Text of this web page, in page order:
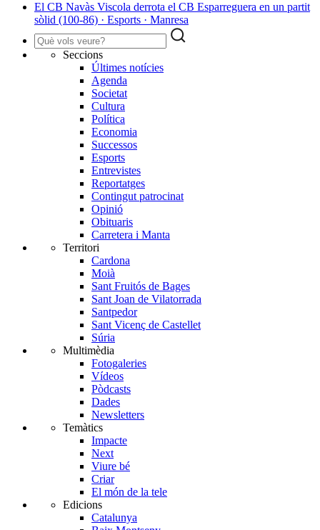
El CB Navàs Viscola derrota el CB Esparreguera en un partit
sòlid (100-86) · Esports · Manresa
Seccions
Últimes notícies
Agenda
Societat
Cultura
Política
Economia
Successos
Esports
Entrevistes
Reportatges
Contingut patrocinat
Opinió
Obituaris
Carretera i Manta
Territori
Cardona
Moià
Sant Fruitós de Bages
Sant Joan de Vilatorrada
Santpedor
Sant Vicenç de Castellet
Súria
Multimèdia
Fotogaleries
Vídeos
Pòdcasts
Dades
Newsletters
Temàtics
Impacte
Next
Viure bé
Criar
El món de la tele
Edicions
Catalunya